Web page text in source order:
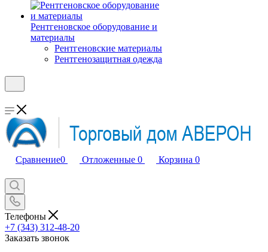
Рентгеновское оборудование и
материалы
Рентгеновские материалы
Рентгенозащитная одежда
Сравнение0 Отложенные 0 Корзина 0
Телефоны
+7 (343) 312-48-20
Заказать звонок